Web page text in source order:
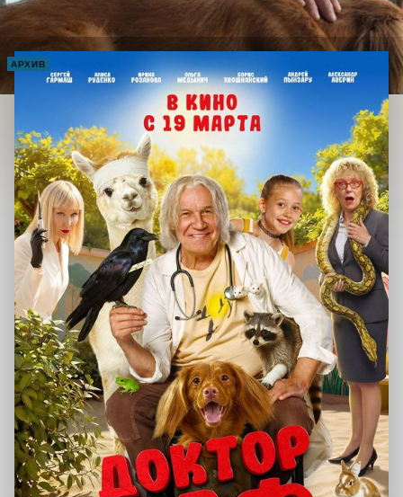
АРХИВ